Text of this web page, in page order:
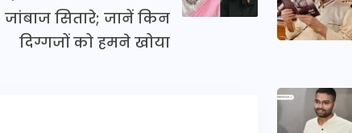
जांबाज सितारे; जानें किन
दिग्गजों को हमने खोया